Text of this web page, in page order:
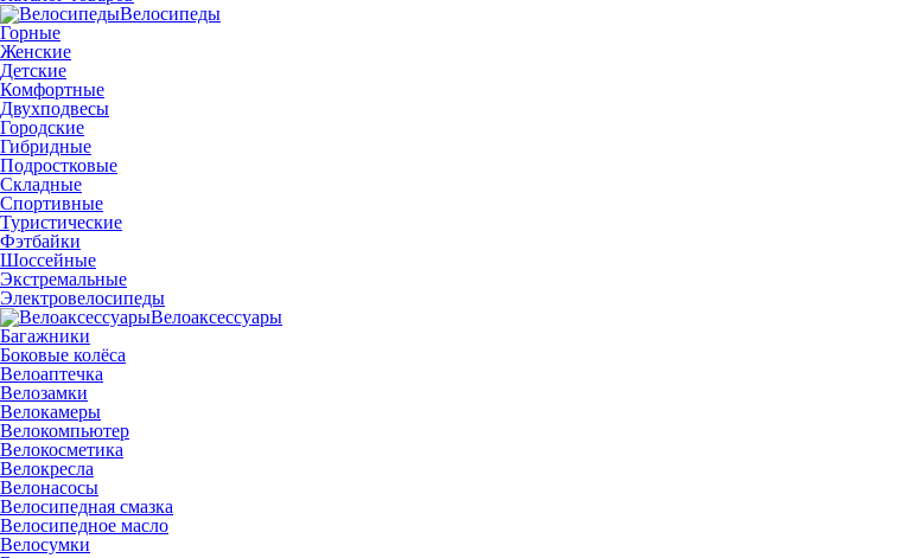
Велосипеды
Горные
Женские
Детские
Комфортные
Двухподвесы
Городские
Гибридные
Подростковые
Складные
Спортивные
Туристические
Фэтбайки
Шоссейные
Экстремальные
Электровелосипеды
Велоаксессуары
Багажники
Боковые колёса
Велоаптечка
Велозамки
Велокамеры
Велокомпьютер
Велокосметика
Велокресла
Велонасосы
Велосипедная смазка
Велосипедное масло
Велосумки